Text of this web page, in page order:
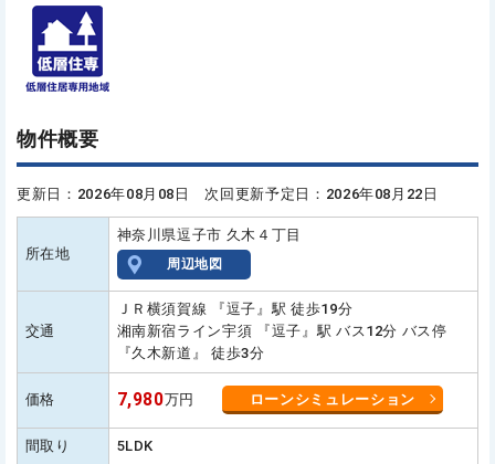
物件概要
更新日：2026年08月08日 次回更新予定日：2026年08月22日
所在地
神奈川県逗子市 久木４丁目
周辺地図
交通
ＪＲ横須賀線 『逗子』駅 徒歩19分
湘南新宿ライン宇須 『逗子』駅 バス12分 バス停
『久木新道』 徒歩3分
価格 7,980万円 ローンシミュレーション
間取り 5LDK